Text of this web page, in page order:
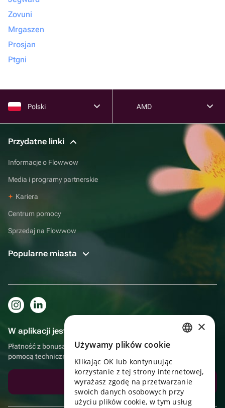
Zovuni
Mrgaszen
Prosjan
Ptgni
Polski AMD
Przydatne linki
Informacje o Flowwow
Media i programy partnerskie
Kariera
Centrum pomocy
Sprzedaj na Flowwow
Popularne miasta
W aplikacji jest to jeszcze wygodniejsze!
Płatność z bonusami, samodzielna dostawa, wygodny czat z
pomocą techniczną
Pobierz aplikację UKRAINIAN
PORTUGUESE
×
Używamy plików cookie
Klikając OK lub kontynuując
korzystanie z tej strony internetowej,
wyrażasz zgodę na przetwarzanie
swoich danych osobowych przy
użyciu plików cookie, w tym usług